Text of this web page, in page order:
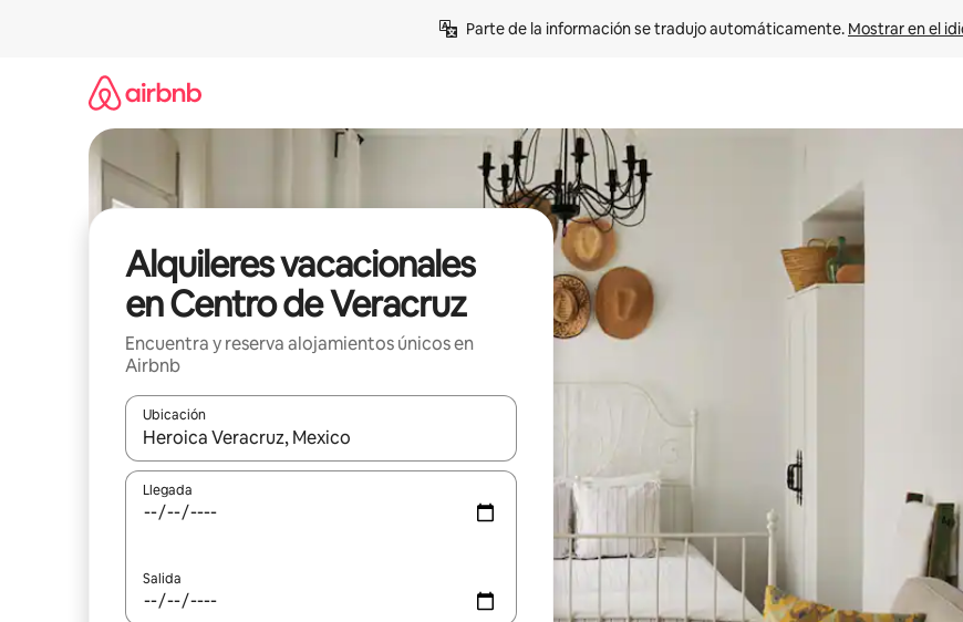
Parte de la información se tradujo automáticamente. Mostrar en el
Alquileres vacacionales
en Centro de Veracruz
Encuentra y reserva alojamientos únicos en
Airbnb
Ubicación
Cuando los resultados estén disponibles, navega con las teclas de flecha hacia arriba y hacia abajo o explora con el
Llegada
Salida